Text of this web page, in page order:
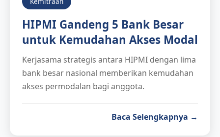
HIPMI Gandeng 5 Bank Besar
untuk Kemudahan Akses Modal
Kerjasama strategis antara HIPMI dengan lima
bank besar nasional memberikan kemudahan
akses permodalan bagi anggota.
Baca Selengkapnya →